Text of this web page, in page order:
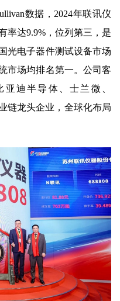
数据，2024年联讯仪
率达9.9%，位列第三，是
光电子器件测试设备市场
市场均排名第一。公司客
迪半导体、士兰微、
链龙头企业，全球化布局